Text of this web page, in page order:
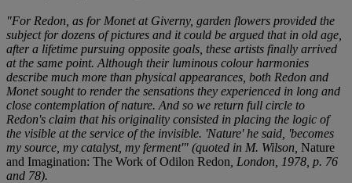
"For Redon, as for Monet at Giverny, garden flowers provided the
subject for dozens of pictures and it could be argued that in old age,
after a lifetime pursuing opposite goals, these artists finally arrived
at the same point. Although their luminous colour harmonies
describe much more than physical appearances, both Redon and
Monet sought to render the sensations they experienced in long and
close contemplation of nature. And so we return full circle to
Redon's claim that his originality consisted in placing the logic of
the visible at the service of the invisible. 'Nature' he said, 'becomes
my source, my catalyst, my ferment'" (quoted in M. Wilson, Nature
and Imagination: The Work of Odilon Redon , London, 1978, p. 76
and 78).